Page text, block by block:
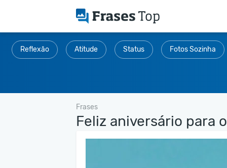
Reflexão Atitude Status Fotos Sozinha
Frases
Feliz aniversário para